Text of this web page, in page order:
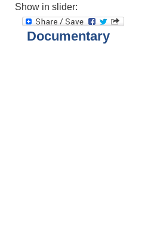
Show in slider:
Documentary